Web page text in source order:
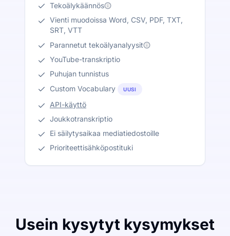
Tekoälykäännös
Vienti muodoissa Word, CSV, PDF, TXT,
SRT, VTT
Parannetut tekoälyanalyysit
YouTube-transkriptio
Puhujan tunnistus
Custom Vocabulary
UUSI
API-käyttö
Joukkotranskriptio
Ei säilytysaikaa mediatiedostoille
Prioriteettisähköpostituki
Usein kysytyt kysymykset